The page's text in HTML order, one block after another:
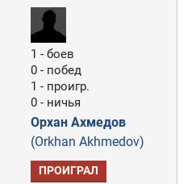
1 - боев
0 - побед
1 - проигр.
0 - ничья
Орхан Ахмедов
(Orkhan Akhmedov)
ПРОИГРАЛ